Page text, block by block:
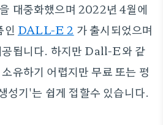
대중화했으며 2022년 4월에
인 DALL-E 2 가 출시되었으며
공됩니다. 하지만 Dall-E와 같
유하기 어렵지만 무료 또는 평
성기'는 쉽게 접할수 있습니다.